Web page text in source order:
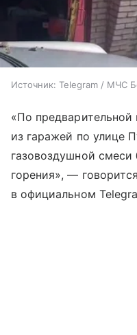
Источник: Telegram / МЧС
«По
из гаражей по улице
газовоздушной
горения», —
в официальном